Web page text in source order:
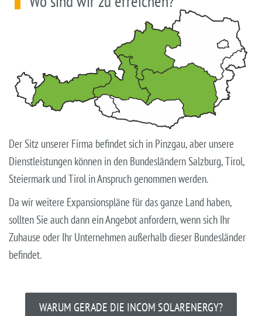
Der Sitz unserer Firma befindet sich in Pinzgau, aber unsere
Dienstleistungen können in den Bundesländern Salzburg, Tirol,
Steiermark und Tirol in Anspruch genommen werden.
Da wir weitere Expansionspläne für das ganze Land haben,
sollten Sie auch dann ein Angebot anfordern, wenn sich Ihr
Zuhause oder Ihr Unternehmen außerhalb dieser Bundesländer
befindet.
WARUM GERADE DIE INCOM SOLARENERGY?